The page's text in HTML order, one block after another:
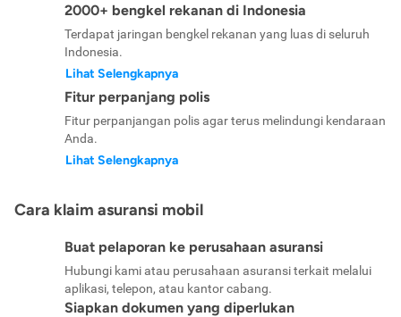
2000+ bengkel rekanan di Indonesia
Terdapat jaringan bengkel rekanan yang luas di seluruh
Indonesia.
Lihat Selengkapnya
Fitur perpanjang polis
Fitur perpanjangan polis agar terus melindungi kendaraan
Anda.
Lihat Selengkapnya
Cara klaim asuransi mobil
Buat pelaporan ke perusahaan asuransi
Hubungi kami atau perusahaan asuransi terkait melalui
aplikasi, telepon, atau kantor cabang.
Siapkan dokumen yang diperlukan